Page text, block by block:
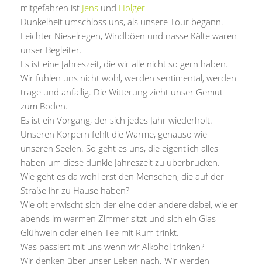
mitgefahren ist Jens und Holger
Dunkelheit umschloss uns, als unsere Tour begann.
Leichter Nieselregen, Windböen und nasse Kälte waren
unser Begleiter.
Es ist eine Jahreszeit, die wir alle nicht so gern haben.
Wir fühlen uns nicht wohl, werden sentimental, werden
träge und anfällig. Die Witterung zieht unser Gemüt
zum Boden.
Es ist ein Vorgang, der sich jedes Jahr wiederholt.
Unseren Körpern fehlt die Wärme, genauso wie
unseren Seelen. So geht es uns, die eigentlich alles
haben um diese dunkle Jahreszeit zu überbrücken.
Wie geht es da wohl erst den Menschen, die auf der
Straße ihr zu Hause haben?
Wie oft erwischt sich der eine oder andere dabei, wie er
abends im warmen Zimmer sitzt und sich ein Glas
Glühwein oder einen Tee mit Rum trinkt.
Was passiert mit uns wenn wir Alkohol trinken?
Wir denken über unser Leben nach. Wir werden